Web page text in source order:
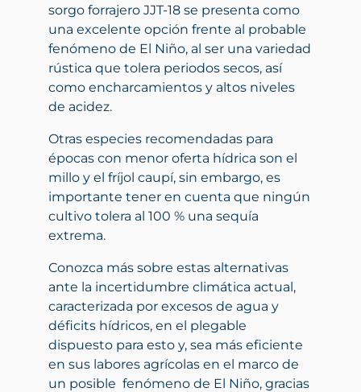
sorgo forrajero JJT-18 se presenta como
una excelente opción frente al probable
fenómeno de El Niño, al ser una variedad
rústica que tolera periodos secos, así
como encharcamientos y altos niveles
de acidez.
Otras especies recomendadas para
épocas con menor oferta hídrica son el
millo y el fríjol caupí, sin embargo, es
importante tener en cuenta que ningún
cultivo tolera al 100 % una sequía
extrema.
Conozca más sobre estas alternativas
ante la incertidumbre climática actual,
caracterizada por excesos de agua y
déficits hídricos, en el plegable
dispuesto para esto y, sea más eficiente
en sus labores agrícolas en el marco de
un posible fenómeno de El Niño, gracias